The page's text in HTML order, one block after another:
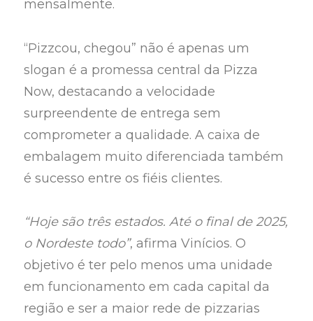
mensalmente.
“Pizzcou, chegou” não é apenas um
slogan é a promessa central da Pizza
Now, destacando a velocidade
surpreendente de entrega sem
comprometer a qualidade. A caixa de
embalagem muito diferenciada também
é sucesso entre os fiéis clientes.
“Hoje são três estados. Até o final de 2025,
o Nordeste todo”, afirma Vinícios. O
objetivo é ter pelo menos uma unidade
em funcionamento em cada capital da
região e ser a maior rede de pizzarias